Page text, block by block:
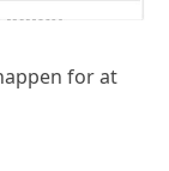
for at